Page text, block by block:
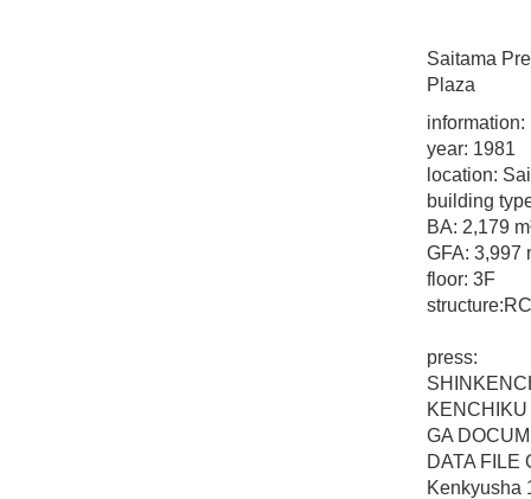
Saitama
Plaza
information:
year: 1981
location:
building
BA: 2,179
GFA: 3,997
floor: 3F
press:
GA
DATA FILE
Kenkyusha